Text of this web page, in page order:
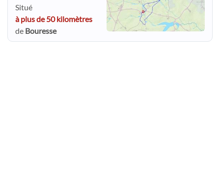
Situé
à plus de 50 kilomètres
de Bouresse